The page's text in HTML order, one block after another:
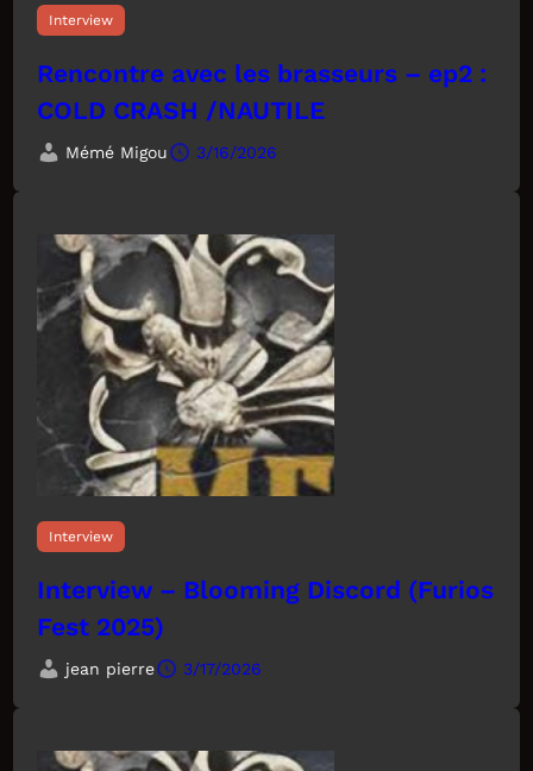
Interview
Rencontre avec les brasseurs – ep2 :
COLD CRASH /NAUTILE
Mémé Migou 3/16/2026
Interview
Interview – Blooming Discord (Furios
Fest 2025)
jean pierre 3/17/2026